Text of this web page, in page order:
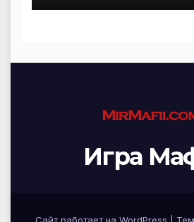
Игра
Сайт работает на WordPress